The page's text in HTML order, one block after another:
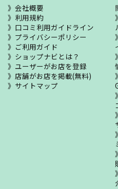
会社概要
利用規約
口コミ利用ガイドライン
プライバシーポリシー
ご利用ガイド
ショップナビとは？
ユーザーがお店を登録
店舗がお店を掲載(無料)
サイトマップ